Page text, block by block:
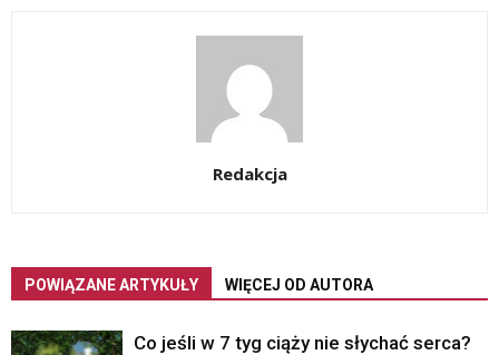
Redakcja
POWIĄZANE ARTYKUŁY WIĘCEJ OD AUTORA
Co jeśli w 7 tyg ciąży nie słychać serca?